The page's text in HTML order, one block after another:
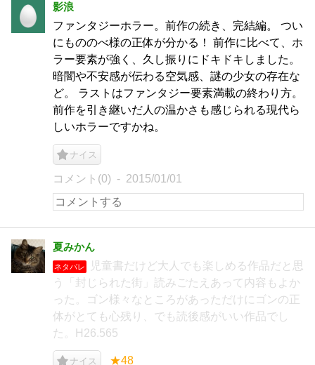
影浪
ファンタジーホラー。前作の続き、完結編。 つい
にもののべ様の正体が分かる！ 前作に比べて、ホ
ラー要素が強く、久し振りにドキドキしました。
暗闇や不安感が伝わる空気感、謎の少女の存在な
ど。 ラストはファンタジー要素満載の終わり方。
前作を引き継いだ人の温かさも感じられる現代ら
しいホラーですかね。
ナイス
コメント(0) 2015/01/01
夏みかん
ネタバレ
児童書だけど大人でも楽しめる作品だと思
う「封じられた街」読みごたえあって内容もよか
った。ゴン様々なところがあっただけにゴンの正
体がとても心残り、でも読後感がいい作品でし
た。H26.565
ナイス ★48